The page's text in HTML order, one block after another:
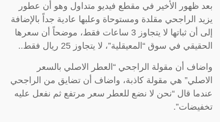
بعد ظهور الأخير في مقطع فيديو متداول وهو أن عطور
يزيد الراجحي مقلدة ومستوحاة وعلبها عادية جداً بالإضافة
إلى أن ثباتها لا يتجاوز 3 ساعات فقط، موضحاً أن سعرها
الحقيقي في سوق “المعيقلية”، لا يتجاوز 25 ريال فقط..
واضاف أن مقولة الراجحي “العطر الاصلي بالسعر
الاصلي” هي مقولة كاذبة، واضاف أن تضايق من الراجحي
عندما قال “نحن لا نضع للعطر سعر مرتفع ثم نفعل عليه
تخفيضات”.